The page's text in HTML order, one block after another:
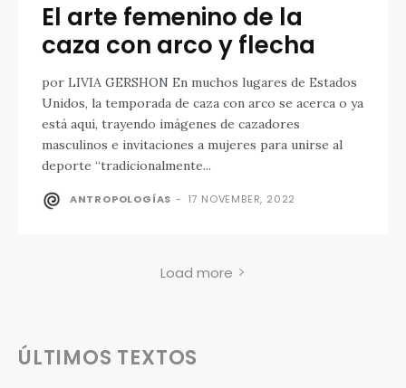
El arte femenino de la
caza con arco y flecha
por LIVIA GERSHON En muchos lugares de Estados
Unidos, la temporada de caza con arco se acerca o ya
está aquí, trayendo imágenes de cazadores
masculinos e invitaciones a mujeres para unirse al
deporte “tradicionalmente...
ANTROPOLOGÍAS - 17 NOVEMBER, 2022
Load more
ÚLTIMOS TEXTOS